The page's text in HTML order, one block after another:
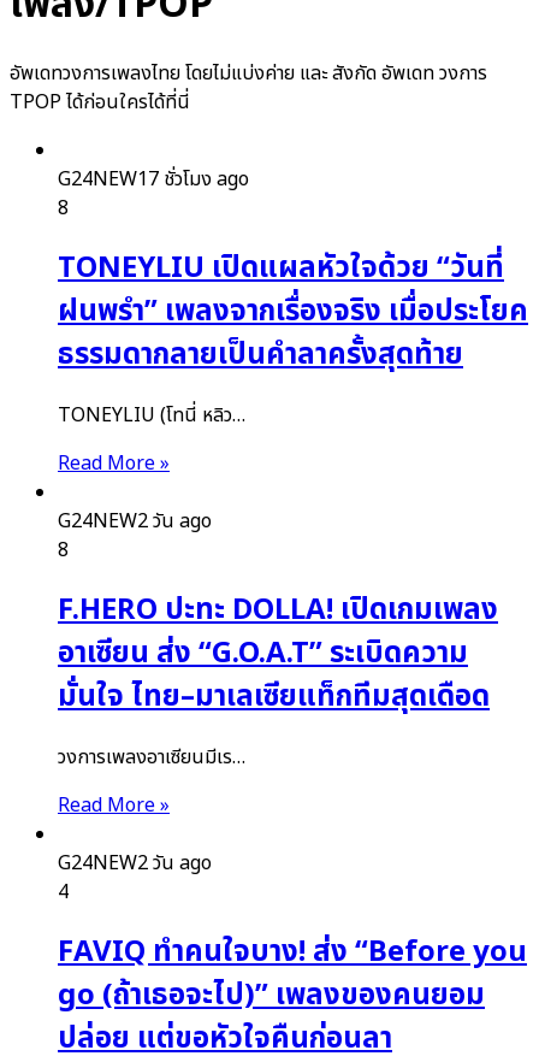
อัพเดทวงการเพลงไทย โดยไม่แบ่งค่าย และ สังกัด อัพเดท วงการ
TPOP ได้ก่อนใครได้ที่นี่
G24NEW17 ชั่วโมง ago
8
TONEYLIU เปิดแผลหัวใจด้วย “วันที่
ฝนพรำ” เพลงจากเรื่องจริง เมื่อประโยค
ธรรมดากลายเป็นคำลาครั้งสุดท้าย
TONEYLIU (โทนี่ หลิว…
Read More »
G24NEW2 วัน ago
8
F.HERO ปะทะ DOLLA! เปิดเกมเพลง
อาเซียน ส่ง “G.O.A.T” ระเบิดความ
มั่นใจ ไทย–มาเลเซียแท็กทีมสุดเดือด
วงการเพลงอาเซียนมีเร…
Read More »
G24NEW2 วัน ago
4
FAVIQ ทำคนใจบาง! ส่ง “Before you
go (ถ้าเธอจะไป)” เพลงของคนยอม
ปล่อย แต่ขอหัวใจคืนก่อนลา